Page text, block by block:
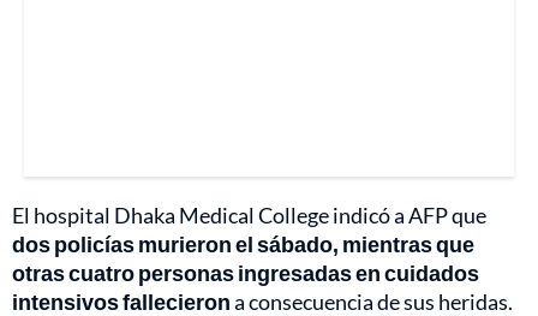
El hospital Dhaka Medical College indicó a AFP que
dos policías murieron el sábado, mientras que
otras cuatro personas ingresadas en cuidados
intensivos fallecierona consecuencia de sus heridas.